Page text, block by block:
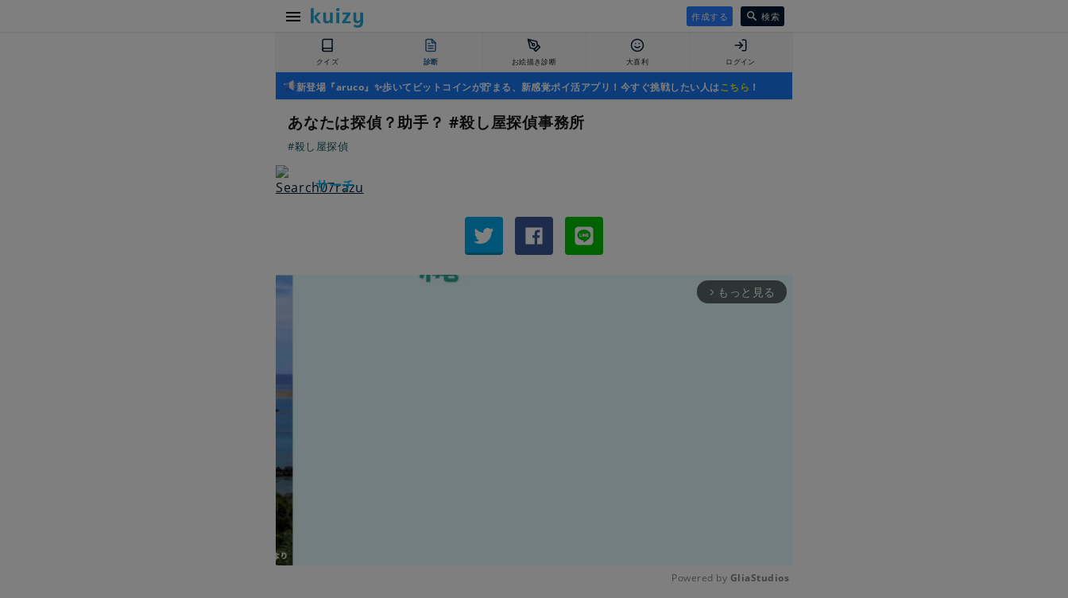
作成する 検索
クイズ 診断 お絵描き診断 大喜利 ログイン
新登場『aruco』✨歩いてビットコインが貯まる、新感覚ポイ活アプリ！今すぐ挑戦したい人はこちら ！
あなたは探偵？助手？ #殺し屋探偵事務所
#殺し屋探偵
サーチ
arrow_forward_ios もっと見る
Powered by GliaStudios